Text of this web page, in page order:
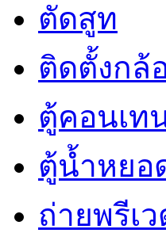
ตัดสูท
ติดตั้งกล้
ตู้คอนเท
ตู้น้ำหยอ
ถ่ายพรีเ